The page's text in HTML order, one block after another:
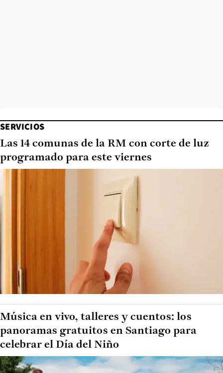
SERVICIOS
Las 14 comunas de la RM con corte de luz
programado para este viernes
Música en vivo, talleres y cuentos: los
panoramas gratuitos en Santiago para
celebrar el Día del Niño